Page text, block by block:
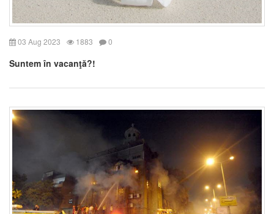
03 Aug 2023 1883 0
Suntem în vacanţă?!